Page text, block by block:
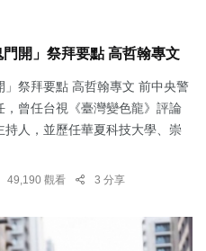
開」祭拜要點 高哲翰專文
祭拜要點 高哲翰專文 前中央警
曾任台視《臺灣變色龍》評論
持人，並歷任華夏科技大學、崇
49,190 觀看 3 分享